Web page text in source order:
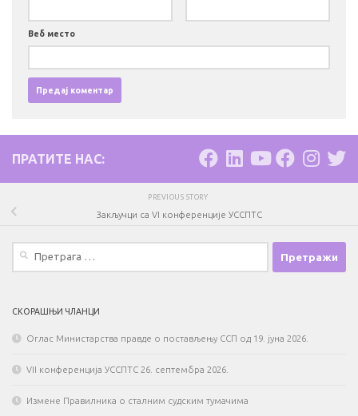
Веб место
ПРАТИТЕ НАС:
PREVIOUS STORY
Закључци са VI конференције УССПТС
СКОРАШЊИ ЧЛАНЦИ
Оглас Министарства правде о постављењу ССП од 19. јуна 2026.
VII конференција УССПТС 26. септембра 2026.
Измене Правилника о сталним судским тумачима